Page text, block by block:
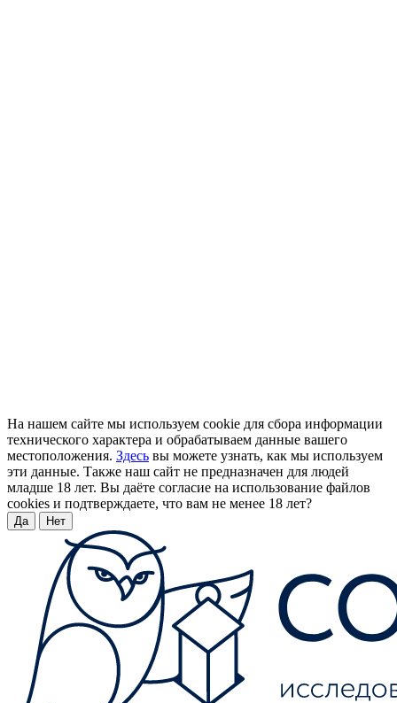
На нашем сайте мы используем cookie для сбора информации
технического характера и обрабатываем данные вашего
местоположения. Здесь вы можете узнать, как мы используем
эти данные. Также наш сайт не предназначен для людей
младше 18 лет. Вы даёте согласие на использование файлов
cookies и подтверждаете, что вам не менее 18 лет?
Да Нет